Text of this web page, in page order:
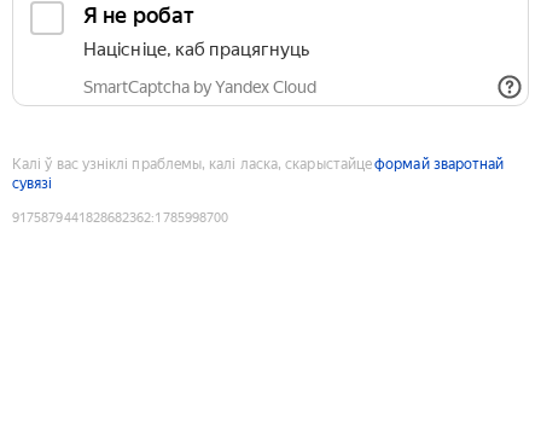
Я не робат
Націсніце, каб працягнуць
SmartCaptcha by Yandex Cloud
Калі ў вас узніклі праблемы, калі ласка, скарыстайцеформай зваротнай
сувязі
9175879441828682362:1785998700